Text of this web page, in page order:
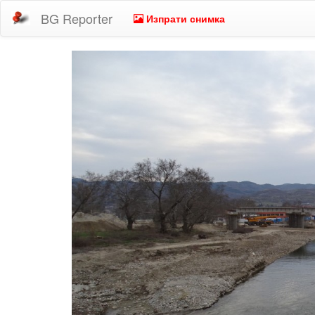
BG Reporter Изпрати снимка